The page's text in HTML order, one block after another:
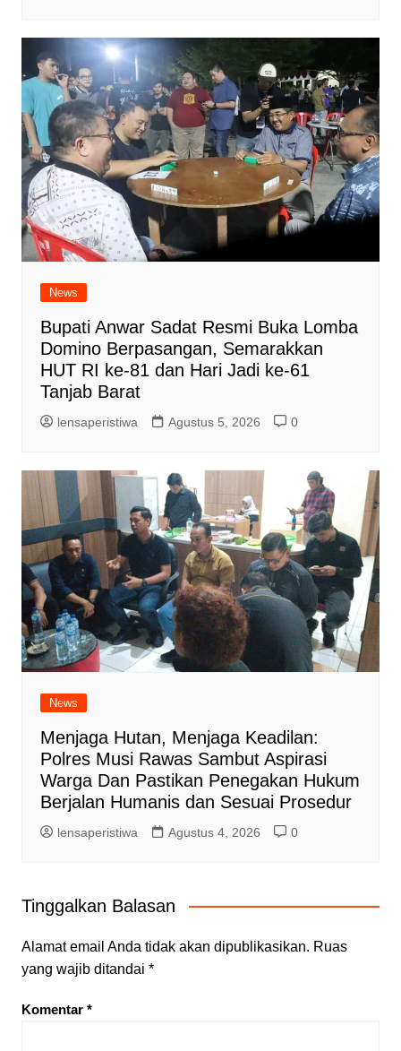
News
Bupati Anwar Sadat Resmi Buka Lomba
Domino Berpasangan, Semarakkan
HUT RI ke-81 dan Hari Jadi ke-61
Tanjab Barat
lensaperistiwa Agustus 5, 2026 0
News
Menjaga Hutan, Menjaga Keadilan:
Polres Musi Rawas Sambut Aspirasi
Warga Dan Pastikan Penegakan Hukum
Berjalan Humanis dan Sesuai Prosedur
lensaperistiwa Agustus 4, 2026 0
Tinggalkan Balasan
Alamat email Anda tidak akan dipublikasikan. Ruas
yang wajib ditandai *
Komentar *